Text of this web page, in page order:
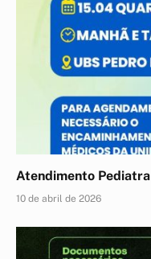
Atendimento Pediatra
10 de abril de 2026